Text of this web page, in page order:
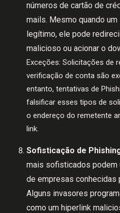
números de cartão de
mails. Mesmo quando
legítimo, ele pode
malicioso ou acionar o
Exceções: Solicitações de
verificação de conta são
entanto, tentativas de
falsificar esses tipos de
o endereço do remetente
link.
Sofisticação de
mais sofisticados
de empresas conhecidas
Alguns invasores
como um hiperlink